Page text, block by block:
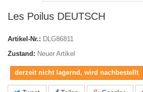
Les Poilus DEUTSCH
Artikel-Nr.: DLG86811
Zustand: Neuer Artikel
derzeit nicht lagernd, wird nachbestellt